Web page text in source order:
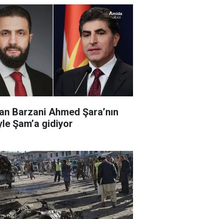
Barzani Ahmed Şara’nın
Şam’a gidiyor